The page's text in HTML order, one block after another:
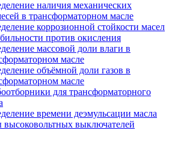
наличия механических
в трансформаторном масле
коррозионной стойкости масел
против окисления
массовой доли влаги в
масле
объёмной доли газов в
масле
для трансформаторного
времени деэмульсации масла
высоковольтных выключателей